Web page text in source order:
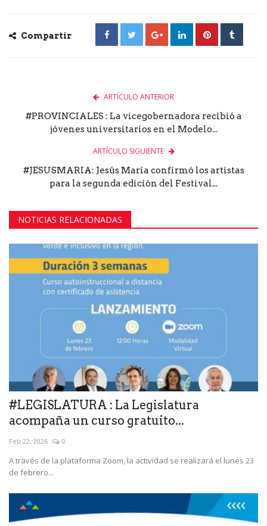
Compartir
ARTÍCULO ANTERIOR
#PROVINCIALES : La vicegobernadora recibió a
jóvenes universitarios en el Modelo...
ARTÍCULO SIGUIENTE
#JESUSMARIA: Jesús María confirmó los artistas
para la segunda edición del Festival...
NOTICIAS RELACIONADAS
#LEGISLATURA : La Legislatura
acompaña un curso gratuito...
Feb 22, 2026 0
A través de la plataforma Zoom, la actividad se realizará el lunes 23
de febrero...